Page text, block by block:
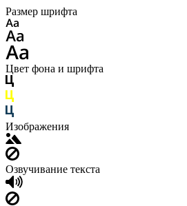
Размер шрифта
Цвет фона и шрифта
Изображения
Озвучивание текста